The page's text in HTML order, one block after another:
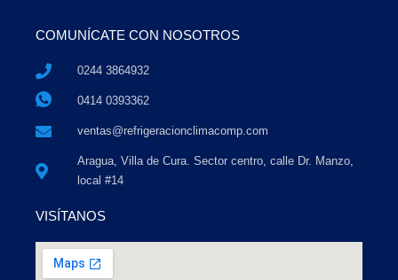
COMUNÍCATE CON NOSOTROS
0244 3864932
0414 0393362
ventas@refrigeracionclimacomp.com
Aragua, Villa de Cura. Sector centro, calle Dr. Manzo,
local #14
VISÍTANOS